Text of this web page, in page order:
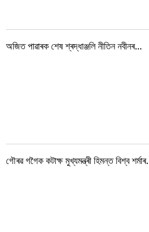
অজিত পাৱাৰক শেষ শ্ৰদ্ধাঞ্জলি নীতিন নবীনৰ...
গৌৰৱ গগৈক কটাক্ষ মুখ্যমন্ত্ৰী হিমন্ত বিশ্ব